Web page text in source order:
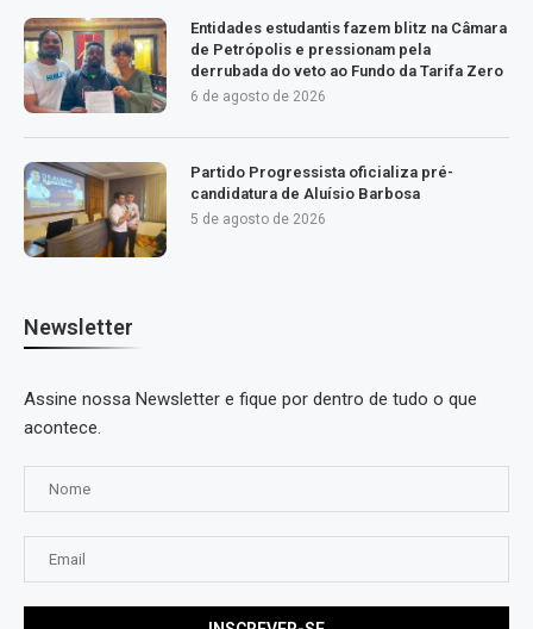
Entidades estudantis fazem blitz na Câmara
de Petrópolis e pressionam pela
derrubada do veto ao Fundo da Tarifa Zero
6 de agosto de 2026
Partido Progressista oficializa pré-
candidatura de Aluísio Barbosa
5 de agosto de 2026
Newsletter
Assine nossa Newsletter e fique por dentro de tudo o que
acontece.